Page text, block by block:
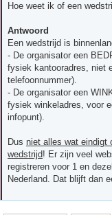
c
Hoe weet ik of een
Antwoord
Een wedstrijd is
- De organisator een
fysiek kantooradres, niet
telefoonnummer).
- De organisator een
fysiek winkeladres, voor
infopunt).
Dus niet alles wat eindigt
wedstrijd! Er zijn veel
registreren voor 1 en
Nederland. Dat blijft dan